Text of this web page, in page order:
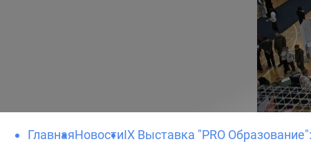
ГлавнаяНовостиIX Выставка "PRO